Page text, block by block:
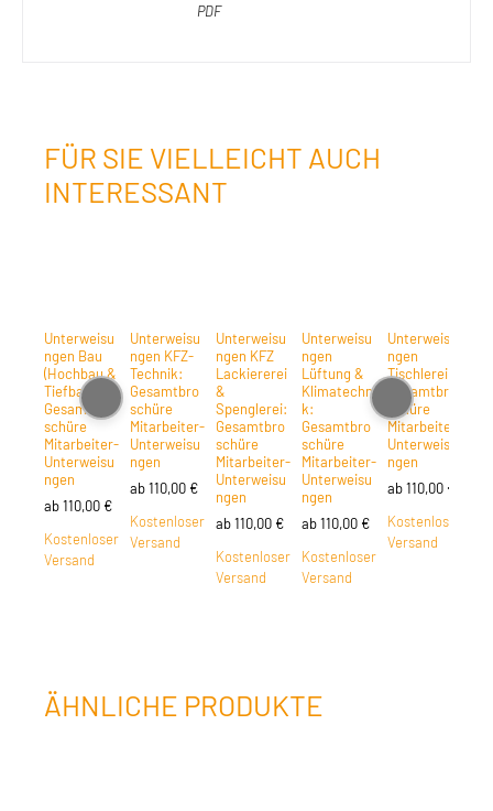
PDF
FÜR SIE VIELLEICHT AUCH
INTERESSANT
Unterweisu
ngen Bau
(Hochbau &
Tiefbau):
Gesamtbro
schüre
Mitarbeiter-
Unterweisu
ngen
ab110,00 €
Kostenloser
Versand
Unterweisu
ngen KFZ-
Technik:
Gesamtbro
schüre
Mitarbeiter-
Unterweisu
ngen
ab110,00 €
Kostenloser
Versand
Unterweisu
ngen KFZ
Lackiererei
&
Spenglerei:
Gesamtbro
schüre
Mitarbeiter-
Unterweisu
ngen
ab110,00 €
Kostenloser
Versand
Unterweisu
ngen
Lüftung &
Klimatechni
k:
Gesamtbro
schüre
Mitarbeiter-
Unterweisu
ngen
ab110,00 €
Kostenloser
Versand
Unterweisu
ngen
Tischlerei:
Gesamtbro
schüre
Mitarbeiter-
Unterweisu
ngen
ab110,00 €
Kostenloser
Versand
ÄHNLICHE PRODUKTE